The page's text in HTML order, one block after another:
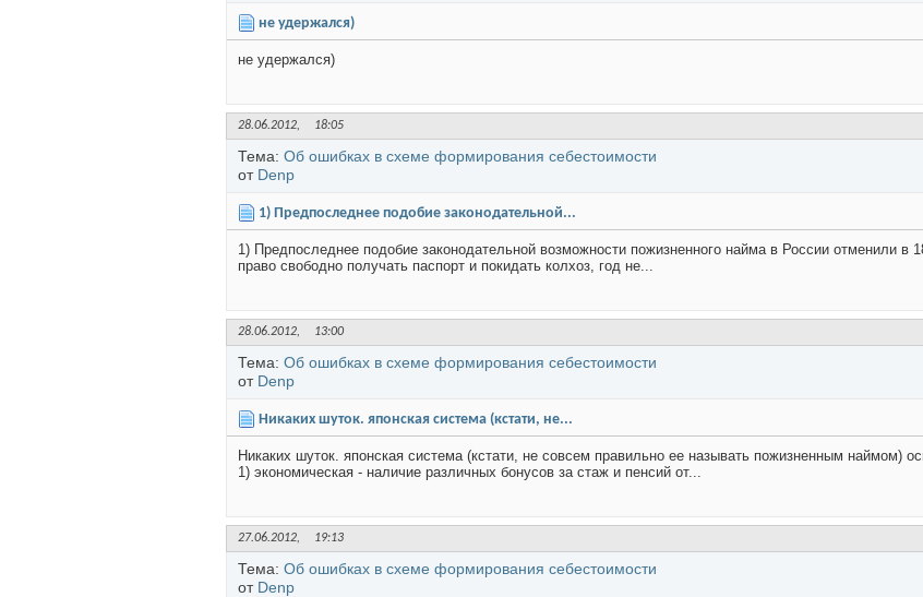
не удержался)
не удержался)
28.06.2012, 18:05
Тема: Об ошибках в схеме формирования себестоимости
от Denp
1) Предпоследнее подобие законодательной...
1) Предпоследнее подобие законодательной возможности пожизненного найма в России отменили в
право свободно получать паспорт и покидать колхоз, год не...
28.06.2012, 13:00
Тема: Об ошибках в схеме формирования себестоимости
от Denp
Никаких шуток. японская система (кстати, не...
Никаких шуток. японская система (кстати, не совсем правильно ее называть пожизненным наймом)
1) экономическая - наличие различных бонусов за стаж и пенсий от...
27.06.2012, 19:13
Тема: Об ошибках в схеме формирования себестоимости
от Denp